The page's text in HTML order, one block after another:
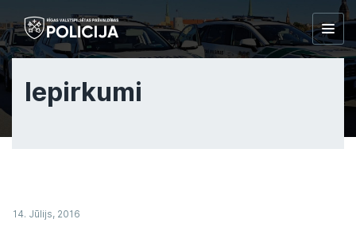
Iepirkumi
14. Jūlijs, 2016